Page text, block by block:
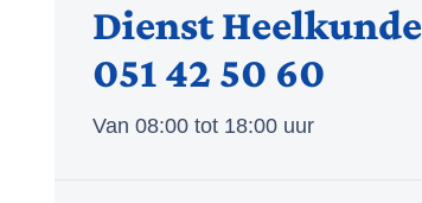
Dienst Heelkunde
051 42 50 60
Van 08:00 tot 18:00 uur